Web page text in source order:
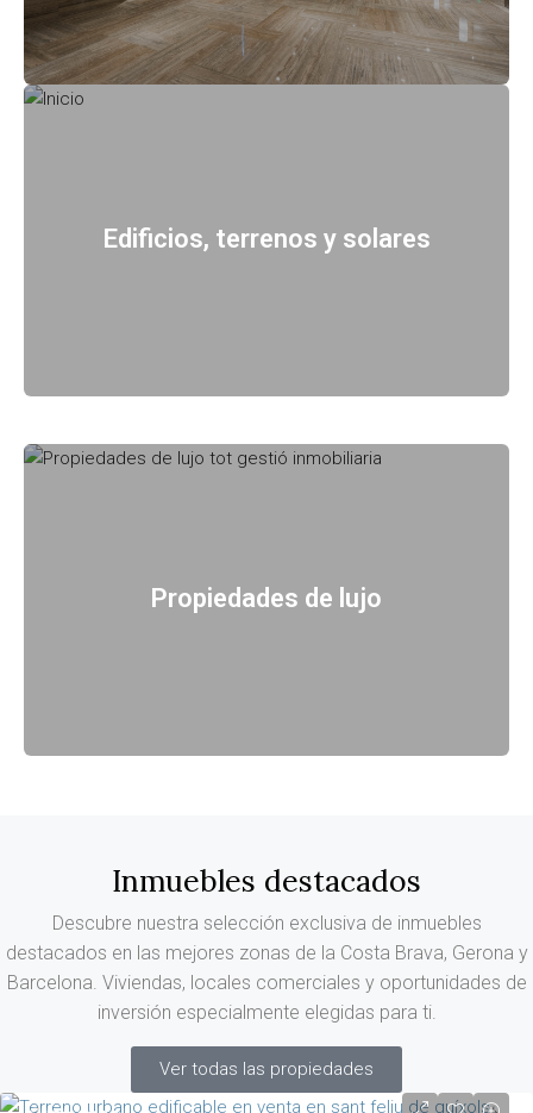
Edificios, terrenos y solares
Propiedades de lujo
Inmuebles destacados
Descubre nuestra selección exclusiva de inmuebles
destacados en las mejores zonas de la Costa Brava, Gerona y
Barcelona. Viviendas, locales comerciales y oportunidades de
inversión especialmente elegidas para ti.
Ver todas las propiedades